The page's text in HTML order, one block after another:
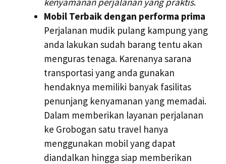
Mobil Terbaik dengan performa prima
Perjalanan mudik pulang kampung yang
anda lakukan sudah barang tentu akan
menguras tenaga. Karenanya sarana
transportasi yang anda gunakan
hendaknya memiliki banyak fasilitas
penunjang kenyamanan yang memadai.
Dalam memberikan layanan perjalanan
ke Grobogan satu travel hanya
menggunakan mobil yang dapat
diandalkan hingga siap memberikan